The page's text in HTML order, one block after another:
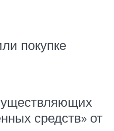
покупке
средств» от